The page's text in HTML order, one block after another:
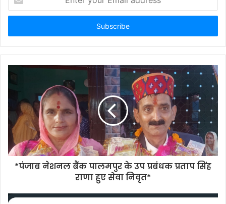
your
Email
*पंजाब नेशनल बैंक पालमपुर के उप प्रबंधक प्रताप सिंह
राणा हुए सेवा निवृत*